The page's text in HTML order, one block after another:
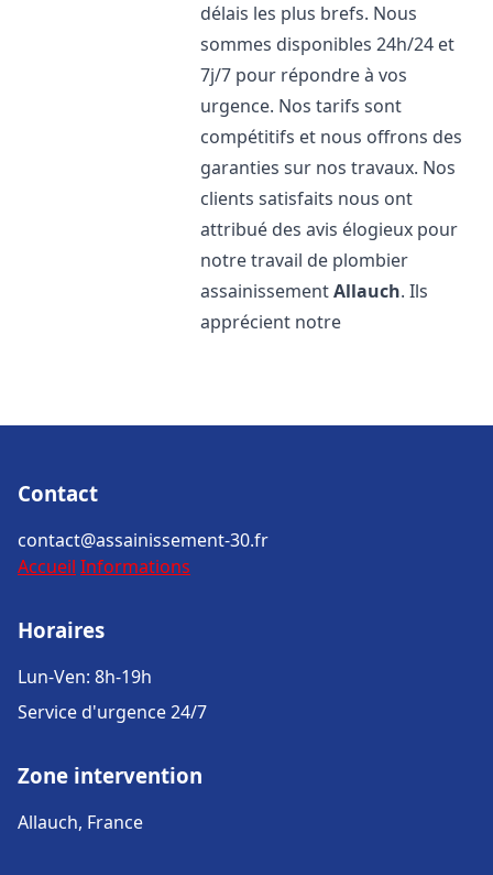
délais les plus brefs. Nous
sommes disponibles 24h/24 et
7j/7 pour répondre à vos
urgence. Nos tarifs sont
compétitifs et nous offrons des
garanties sur nos travaux. Nos
clients satisfaits nous ont
attribué des avis élogieux pour
notre travail de plombier
assainissementAllauch. Ils
apprécient notre
Contact
contact@assainissement-30.fr
Accueil Informations
Horaires
Lun-Ven: 8h-19h
Service d'urgence 24/7
Zone intervention
Allauch, France